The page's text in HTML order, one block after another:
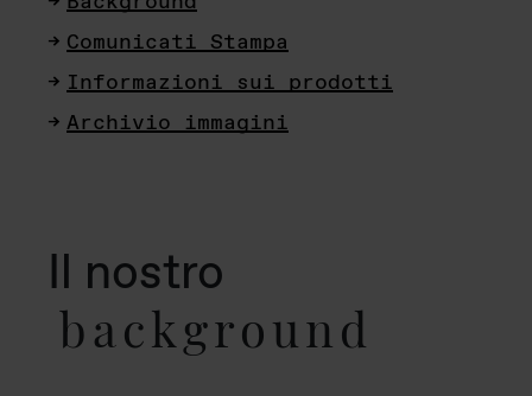
Comunicati Stampa
Informazioni sui prodotti
Archivio immagini
Il nostro
background